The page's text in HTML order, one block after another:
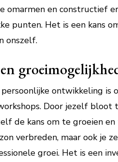
omarmen en constructief
punten. Het is een kans
onszelf.
ontwikkeling is
Door jezelf bloot
de kans om te groeien
verbreden, maar ook je
groei. Het is een